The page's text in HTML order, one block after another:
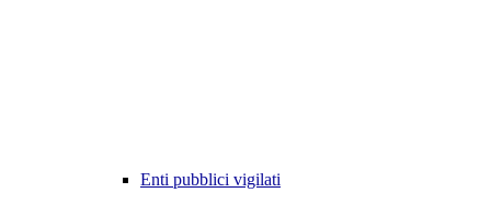
Enti pubblici vigilati